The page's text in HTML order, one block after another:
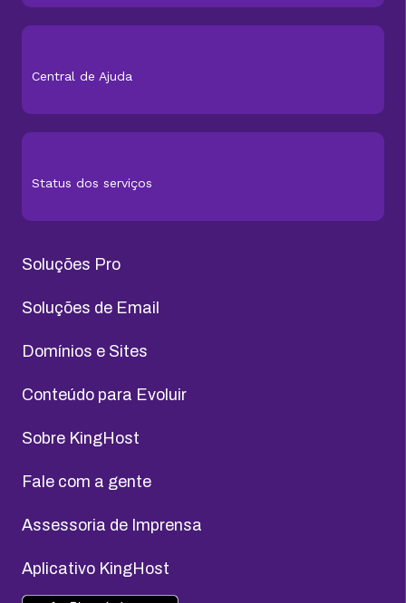
Central de Ajuda
Status dos serviços
Soluções Pro
Soluções de Email
Domínios e Sites
Conteúdo para Evoluir
Sobre KingHost
Fale com a gente
Assessoria de Imprensa
Aplicativo KingHost